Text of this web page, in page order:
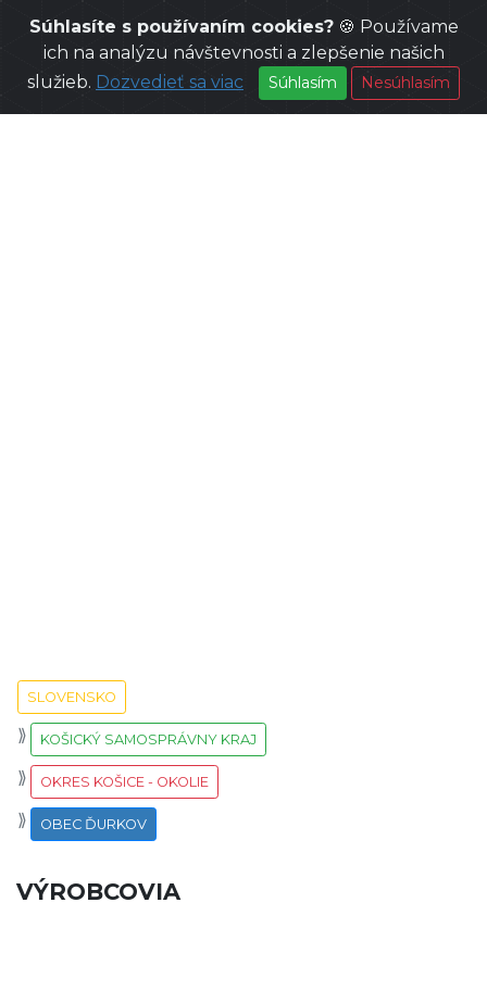
SLOVENSKO
KOŠICKÝ SAMOSPRÁVNY KRAJ
OKRES KOŠICE - OKOLIE
OBEC ĎURKOV
VÝROBCOVIA
Súhlasíte s používaním cookies?🍪 Používame
ich na analýzu návštevnosti a zlepšenie našich
služieb. Dozvedieť sa viac Súhlasím Nesúhlasím